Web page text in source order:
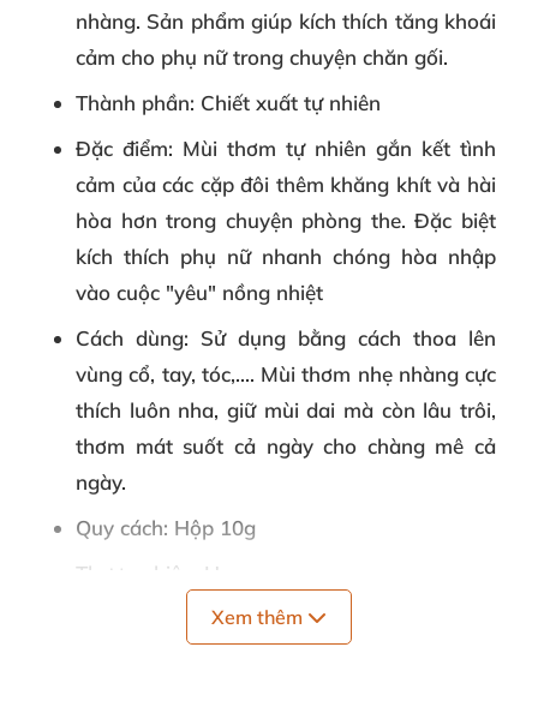
nhàng. Sản phẩm giúp kích thích tăng khoái
cảm cho phụ nữ trong chuyện chăn gối.
Thành phần: Chiết xuất tự nhiên
Đặc điểm: Mùi thơm tự nhiên gắn kết tình
cảm của các cặp đôi thêm khăng khít và hài
hòa hơn trong chuyện phòng the. Đặc biệt
kích thích phụ nữ nhanh chóng hòa nhập
vào cuộc "yêu" nồng nhiệt
Cách dùng: Sử dụng bằng cách thoa lên
vùng cổ, tay, tóc,.... Mùi thơm nhẹ nhàng cực
thích luôn nha, giữ mùi dai mà còn lâu trôi,
thơm mát suốt cả ngày cho chàng mê cả
ngày.
Quy cách: Hộp 10g
Thương hiệu
: Her
: Bảo quản khô ráo, thoáng mát
Xem thêm